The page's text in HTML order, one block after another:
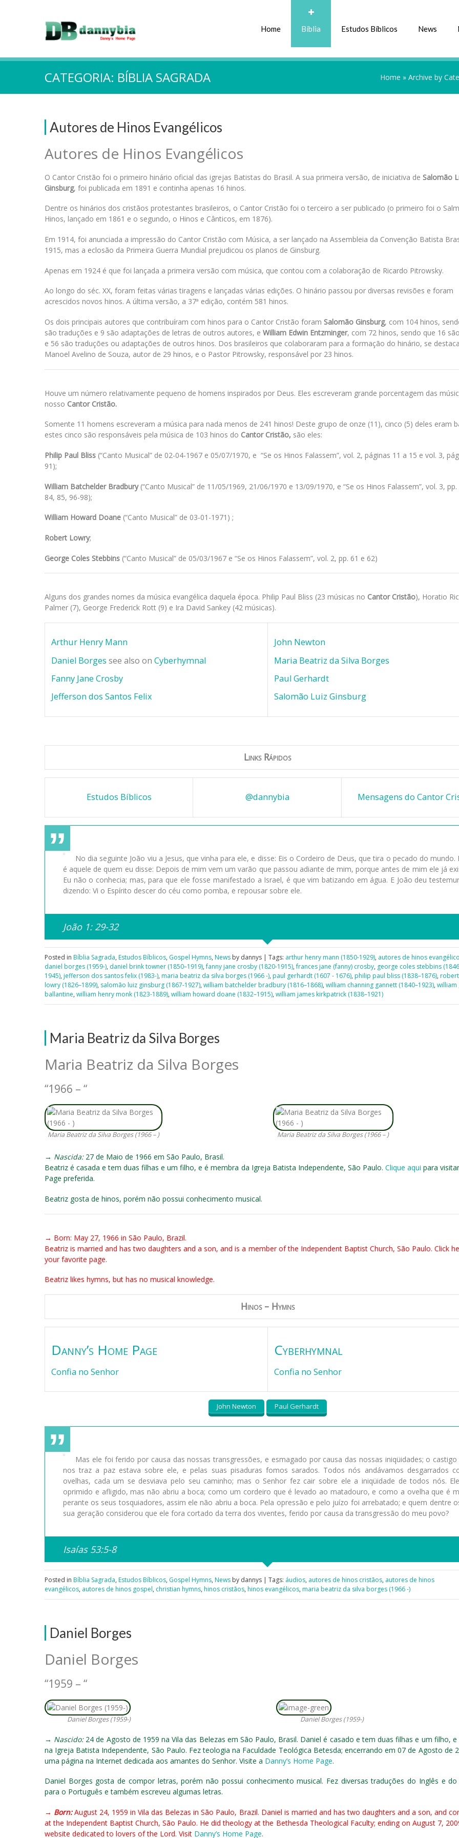
Home Bíblia Estudos Bíblicos News
CATEGORIA: BÍBLIA SAGRADA Home » Archive by
Autores de Hinos Evangélicos
Autores de Hinos Evangélicos
O Cantor Cristão foi o primeiro hinário oficial das igrejas Batistas do Brasil. A sua primeira versão, de iniciativa de Salomão
Ginsburg, foi publicada em 1891 e continha apenas 16 hinos.
Dentre os hinários dos cristãos protestantes brasileiros, o Cantor Cristão foi o terceiro a ser publicado (o primeiro foi o
Hinos, lançado em 1861 e o segundo, o Hinos e Cânticos, em 1876).
Em 1914, foi anunciada a impressão do Cantor Cristão com Música, a ser lançado na Assembleia da Convenção Batista
1915, mas a eclosão da Primeira Guerra Mundial prejudicou os planos de Ginsburg.
Apenas em 1924 é que foi lançada a primeira versão com música, que contou com a colaboração de Ricardo Pitrowsky.
Ao longo do séc. XX, foram feitas várias tiragens e lançadas várias edições. O hinário passou por diversas revisões e foram
acrescidos novos hinos. A última versão, a 37ª edição, contém 581 hinos.
Os dois principais autores que contribuíram com hinos para o Cantor Cristão foram Salomão Ginsburg, com 104 hinos,
são traduções e 9 são adaptações de letras de outros autores, e William Edwin Entzminger, com 72 hinos, sendo que 16
e 56 são traduções ou adaptações de outros hinos. Dos brasileiros que colaboraram para a formação do hinário, se
Manoel Avelino de Souza, autor de 29 hinos, e o Pastor Pitrowsky, responsável por 23 hinos.
Houve um número relativamente pequeno de homens inspirados por Deus. Eles escreveram grande porcentagem das
nosso Cantor Cristão.
Somente 11 homens escreveram a música para nada menos de 241 hinos! Deste grupo de onze (11), cinco (5) deles eram
estes cinco são responsáveis pela música de 103 hinos do Cantor Cristão, são eles:
Philip Paul Bliss (“Canto Musical” de 02-04-1967 e 05/07/1970, e “Se os Hinos Falassem”, vol. 2, páginas 11 a 15 e vol. 3,
91);
William Batchelder Bradbury(“Canto Musical” de 11/05/1969, 21/06/1970 e 13/09/1970, e “Se os Hinos Falassem”, vol. 3, pp.
84, 85, 96-98);
William Howard Doane (“Canto Musical” de 03-01-1971) ;
Robert Lowry;
George Coles Stebbins (“Canto Musical” de 05/03/1967 e “Se os Hinos Falassem”, vol. 2, pp. 61 e 62)
Alguns dos grandes nomes da música evangélica daquela época. Philip Paul Bliss (23 músicas no Cantor Cristão), Horatio
Palmer (7), George Frederick Rott (9) e Ira David Sankey (42 músicas).
Arthur Henry Mann
Daniel Borges see also on Cyberhymnal
Fanny Jane Crosby
Jefferson dos Santos Felix
John Newton
Maria Beatriz da Silva Borges
Paul Gerhardt
Salomão Luiz Ginsburg
Links Rápidos
Estudos Bíblicos @dannybia Mensagens do Cantor
No dia seguinte João viu a Jesus, que vinha para ele, e disse: Eis o Cordeiro de Deus, que tira o pecado do mundo.
é aquele de quem eu disse: Depois de mim vem um varão que passou adiante de mim, porque antes de mim ele já
Eu não o conhecia; mas, para que ele fosse manifestado a Israel, é que vim batizando em água. E João deu
dizendo: Vi o Espírito descer do céu como pomba, e repousar sobre ele.
João 1: 29-32
Posted in Bíblia Sagrada, Estudos Bíblicos, Gospel Hymns, News by dannys | Tags: arthur henry mann (1850-1929), autores de hinos
daniel borges (1959-), daniel brink towner (1850–1919),fanny jane crosby (1820-1915),frances jane (fanny) crosby, george coles stebbins
1945), jefferson dos santos felix (1983-), maria beatriz da silva borges (1966 -), paul gerhardt (1607 - 1676), philip paul bliss (1838–1876), robert
lowry (1826–1899), salomão luiz ginsburg (1867-1927), william batchelder bradbury (1816–1868), william channing gannett (1840–1923), william
ballantine, william henry monk (1823-1889), william howard doane (1832–1915), william james kirkpatrick (1838–1921)
Maria Beatriz da Silva Borges
Maria Beatriz da Silva Borges
“1966 – “
Maria Beatriz da Silva Borges (1966 – ) Maria Beatriz da Silva Borges (1966 – )
→ Nascida:27 de Maio de 1966 em São Paulo, Brasil.
Beatriz é casada e tem duas filhas e um filho, e é membra da Igreja Batista Independente, São Paulo. Clique aqui para
Page preferida.
Beatriz gosta de hinos, porém não possui conhecimento musical.
→ Born: May 27, 1966 in São Paulo, Brazil.
Beatriz is married and has two daughters and a son, and is a member of the Independent Baptist Church, São Paulo. Click
your favorite page.
Beatriz likes hymns, but has no musical knowledge.
Hinos – Hymns
Danny’s Home Page
Confia no Senhor
Cyberhymnal
Confia no Senhor
John Newton Paul Gerhardt
Mas ele foi ferido por causa das nossas transgressões, e esmagado por causa das nossas iniqüidades; o castigo
nos traz a paz estava sobre ele, e pelas suas pisaduras fomos sarados. Todos nós andávamos desgarrados
ovelhas, cada um se desviava pelo seu caminho; mas o Senhor fez cair sobre ele a iniqüidade de todos nós.
oprimido e afligido, mas não abriu a boca; como um cordeiro que é levado ao matadouro, e como a ovelha que é
perante os seus tosquiadores, assim ele não abriu a boca. Pela opressão e pelo juízo foi arrebatado; e quem dentre
sua geração considerou que ele fora cortado da terra dos viventes, ferido por causa da transgressão do meu povo?
Isaías 53:5-8
Posted in Bíblia Sagrada, Estudos Bíblicos, Gospel Hymns, News by dannys | Tags: áudios, autores de hinos cristãos, autores de hinos
evangélicos, autores de hinos gospel, christian hymns, hinos cristãos, hinos evangélicos, maria beatriz da silva borges (1966 -)
Daniel Borges
Daniel Borges
“1959 – “
Daniel Borges (1959-) Daniel Borges (1959-)
→ Nascido:24 de Agosto de 1959 na Vila das Belezas em São Paulo, Brasil. Daniel é casado e tem duas filhas e um filho, e
na Igreja Batista Independente, São Paulo. Fez teologia na Faculdade Teológica Betesda; encerrando em 07 de Agosto de
uma página na Internet dedicada aos amantes do Senhor. Visite a Danny’s Home Page.
Daniel Borges gosta de compor letras, porém não possui conhecimento musical. Fez diversas traduções do Inglês e do
para o Português e também escreveu algumas letras.
→ Born:August 24, 1959 in Vila das Belezas in São Paulo, Brazil. Daniel is married and has two daughters and a son, and
at the Independent Baptist Church, São Paulo. He did theology at the Bethesda Theological Faculty; ending on August 7,
website dedicated to lovers of the Lord. Visit Danny’s Home Page.